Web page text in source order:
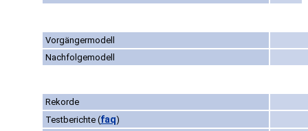
Vorgängermodell
Nachfolgemodell
Rekorde
Testberichte (faq)